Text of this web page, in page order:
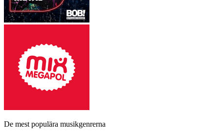
De mest populära musikgenrerna